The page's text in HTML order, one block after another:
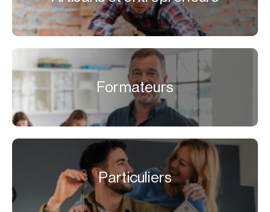
Formateurs
Particuliers